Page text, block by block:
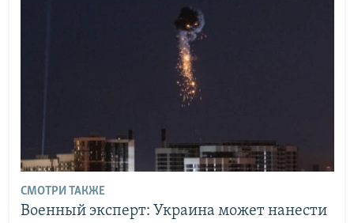
СМОТРИ ТАКЖЕ
Военный эксперт: Украина может нанести